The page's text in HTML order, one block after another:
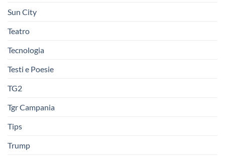
Sun City
Teatro
Tecnologia
Testi e Poesie
TG2
Tgr Campania
Tips
Trump